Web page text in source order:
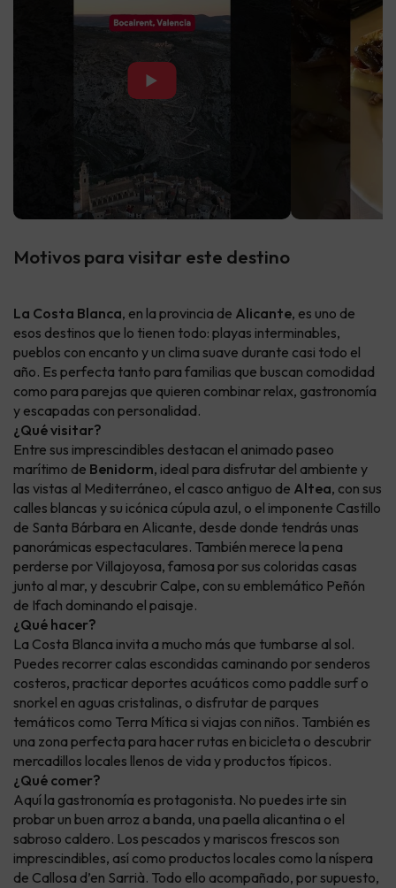
▶
Motivos para visitar este destino
La Costa Blanca, en la provincia de Alicante, es uno de
esos destinos que lo tienen todo: playas interminables,
pueblos con encanto y un clima suave durante casi todo el
año. Es perfecta tanto para familias que buscan comodidad
como para parejas que quieren combinar relax, gastronomía
y escapadas con personalidad.
¿Qué visitar?
Entre sus imprescindibles destacan el animado paseo
marítimo de Benidorm, ideal para disfrutar del ambiente y
las vistas al Mediterráneo, el casco antiguo de Altea, con sus
calles blancas y su icónica cúpula azul, o el imponente Castillo
de Santa Bárbara en Alicante, desde donde tendrás unas
panorámicas espectaculares. También merece la pena
perderse por Villajoyosa, famosa por sus coloridas casas
junto al mar, y descubrir Calpe, con su emblemático Peñón
de Ifach dominando el paisaje.
¿Qué hacer?
La Costa Blanca invita a mucho más que tumbarse al sol.
Puedes recorrer calas escondidas caminando por senderos
costeros, practicar deportes acuáticos como paddle surf o
snorkel en aguas cristalinas, o disfrutar de parques
temáticos como Terra Mítica si viajas con niños. También es
una zona perfecta para hacer rutas en bicicleta o descubrir
mercadillos locales llenos de vida y productos típicos.
¿Qué comer?
Aquí la gastronomía es protagonista. No puedes irte sin
probar un buen arroz a banda, una paella alicantina o el
sabroso caldero. Los pescados y mariscos frescos son
imprescindibles, así como productos locales como la níspera
de Callosa d’en Sarrià. Todo ello acompañado, por supuesto,